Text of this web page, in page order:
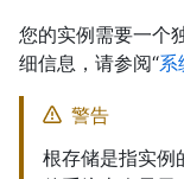
您的实例需要一个
细信息，请参阅“系
警告
根存储是指实例